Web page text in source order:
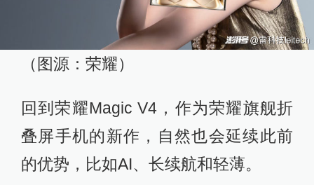
（图源：荣耀）
回到荣耀Magic V4，作为荣耀旗舰折
叠屏手机的新作，自然也会延续此前
的优势，比如AI、长续航和轻薄。